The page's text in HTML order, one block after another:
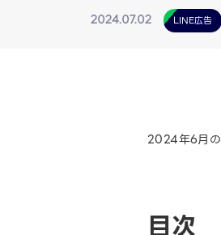
2024.07.02 LINE広告
2024年6月の
目次